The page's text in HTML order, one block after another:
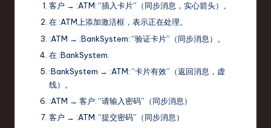
客户 → :ATM: “插入卡片”（同步消息，实心箭头）。
在 :ATM上添加激活框，表示正在处理。
:ATM → :BankSystem: “验证卡片”（同步消息）。
在 :BankSystem
:BankSystem → :ATM: “卡片有效”（返回消息，虚
线）。
:ATM → 客户: “请输入密码”（同步消息）
客户 → :ATM: “提交密码”（同步消息）